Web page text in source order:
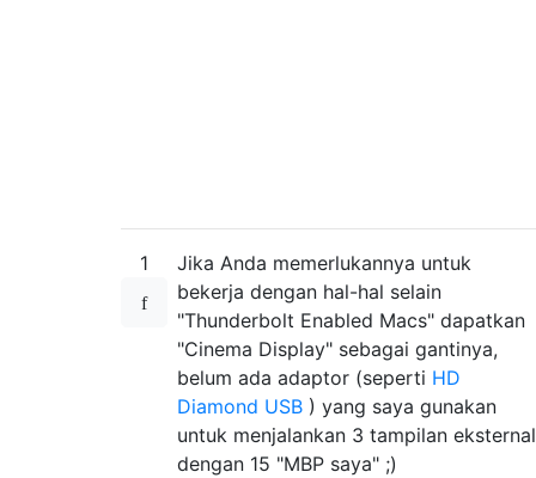
1
Jika Anda memerlukannya untuk
bekerja dengan hal-hal selain
"Thunderbolt Enabled Macs" dapatkan
"Cinema Display" sebagai gantinya,
belum ada adaptor (seperti HD
Diamond USB ) yang saya gunakan
untuk menjalankan 3 tampilan eksternal
dengan 15 "MBP saya" ;)